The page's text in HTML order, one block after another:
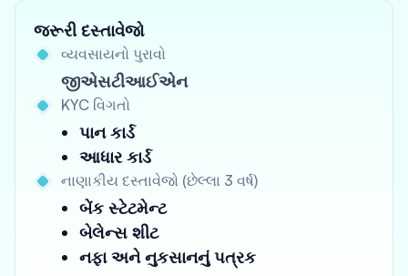
જરૂરી દસ્તાવેજો
વ્યવસાયનો પુરાવો
જીએસટીઆઈએન
KYC વિગતો
પાન કાર્ડ
આધાર કાર્ડ
નાણાકીય દસ્તાવેજો (છેલ્લા 3 વર્ષ)
બેંક સ્ટેટમેન્ટ
બેલેન્સ શીટ
નફા અને નુકસાનનું પત્રક